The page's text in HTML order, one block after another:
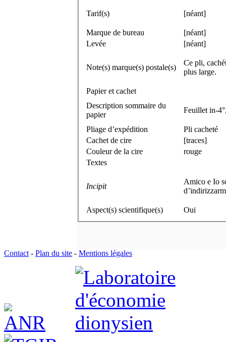
Tarif(s) [néant]
Marque de bureau
[néant]
Levée
[néant]
Note(s) marque(s) postale(s)
Ce pli,
plus large.
Papier et cachet
Description sommaire du
papier
Feuillet in-
Pliage d’expédition
Pli cacheté
Cachet de cire
[traces]
Couleur de la cire
rouge
Textes
Incipit
Amico e Io
Aspect(s) scientifique(s) Oui
Contact - Plan du site - Mentions légales